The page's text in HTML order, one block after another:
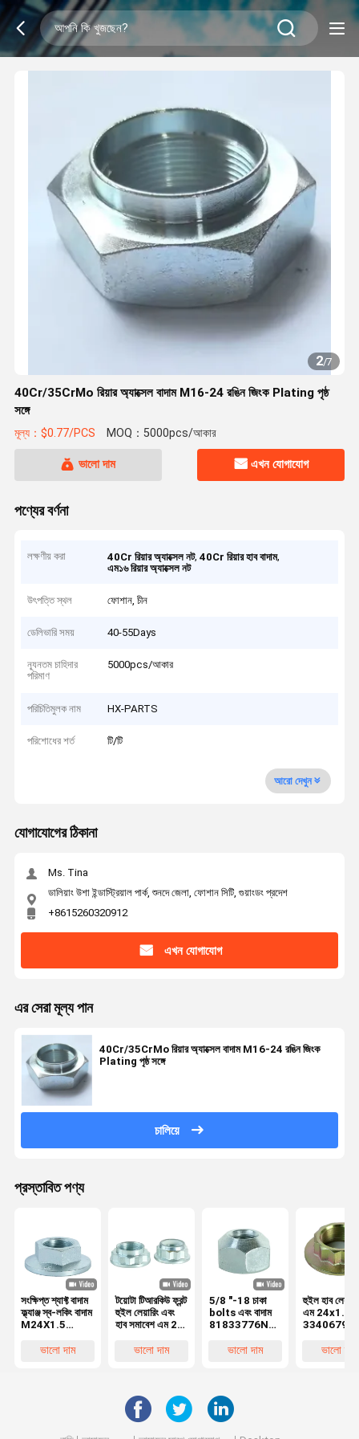
2/7
40Cr/35CrMo রিয়ার অ্যাক্সেল বাদাম M16-24 রঙিন জিংক Plating পৃষ্ঠ
সঙ্গে
মূল্য：$0.77/PCS MOQ：5000pcs/আকার
ভালো দাম এখন যোগাযোগ
পণ্যের বর্ণনা
লক্ষণীয় করা 40Cr রিয়ার অ্যাক্সেল নট,40Cr রিয়ার হাব বাদাম,
এম১৬ রিয়ার অ্যাক্সেল নট
উৎপত্তি স্থল ফোশান, চীন
ডেলিভারি সময় 40-55Days
ন্যূনতম চাহিদার
পরিমাণ
5000pcs/আকার
পরিচিতিমুলক নাম HX-PARTS
পরিশোধের শর্ত টি/টি
আরো দেখুন
যোগাযোগের ঠিকানা
Ms. Tina
ডালিয়াং উশা ইন্ডাস্ট্রিয়াল পার্ক, শুনদে জেলা, ফোশান সিটি, গুয়াংডং প্রদেশ
+8615260320912
এখন যোগাযোগ
এর সেরা মূল্য পান
40Cr/35CrMo রিয়ার অ্যাক্সেল বাদাম M16-24 রঙিন জিংক
Plating পৃষ্ঠ সঙ্গে
চালিয়ে
প্রস্তাবিত পণ্য
সংক্ষিপ্ত শ্যাফ্ট বাদাম
ফ্ল্যাঞ্জ স্ব-লকিং বাদাম
M24X1.5
902330006
ভালো দাম
টয়োটা টিআরকিউ ফ্রন্ট
হুইল লেয়ারিং এবং
হাব সমাবেশ এম 25
কোয়ালিটি ড্রাইভ
1004980651
1004980627
ভালো দাম
5/8 "-18 চাকা
bolts এবং বাদাম
81833776N
উচ্চ শক্তি 1.5mm
ভালো দাম
হুইল হাব লেয়ার
এম 24x1.5
1132565
ভালো দাম